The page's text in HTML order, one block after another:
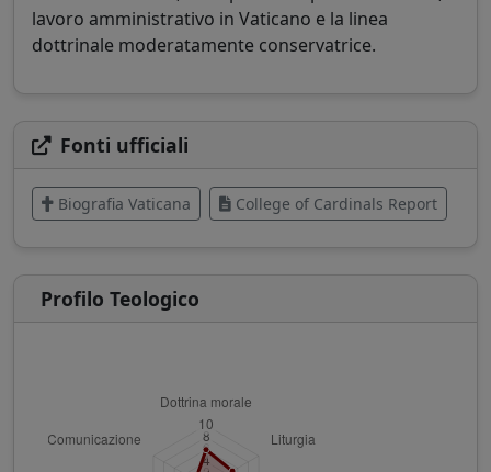
lavoro amministrativo in Vaticano e la linea
dottrinale moderatamente conservatrice.
Fonti ufficiali
Biografia Vaticana College of Cardinals Report
Profilo Teologico